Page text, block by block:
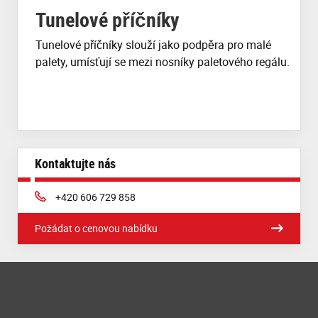
Tunelové příčníky
Tunelové příčníky slouží jako podpěra pro malé
palety, umísťují se mezi nosníky paletového regálu.
Kontaktujte nás
Phone:
+420 606 729 858
Požádat o cenovou nabídku